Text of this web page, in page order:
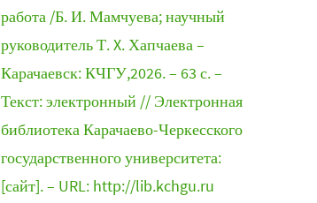
работа /Б. И. Мамчуева; научный
руководитель Т. X. Хапчаева –
Карачаевск: КЧГУ,2026. – 63 с. –
Текст: электронный // Электронная
библиотека Карачаево-Черкесского
государственного университета:
[сайт]. – URL: http://lib.kchgu.ru